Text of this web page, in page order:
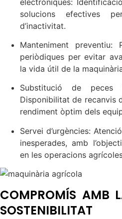
solucions efectives
d’inactivitat.
Manteniment preventiu:
periòdiques per evitar
la vida útil de la
Substitució de peces
Disponibilitat de recanvis
rendiment òptim dels
Servei d’urgències:
inesperades, amb
en les operacions
COMPROMÍS AMB
SOSTENIBILITAT